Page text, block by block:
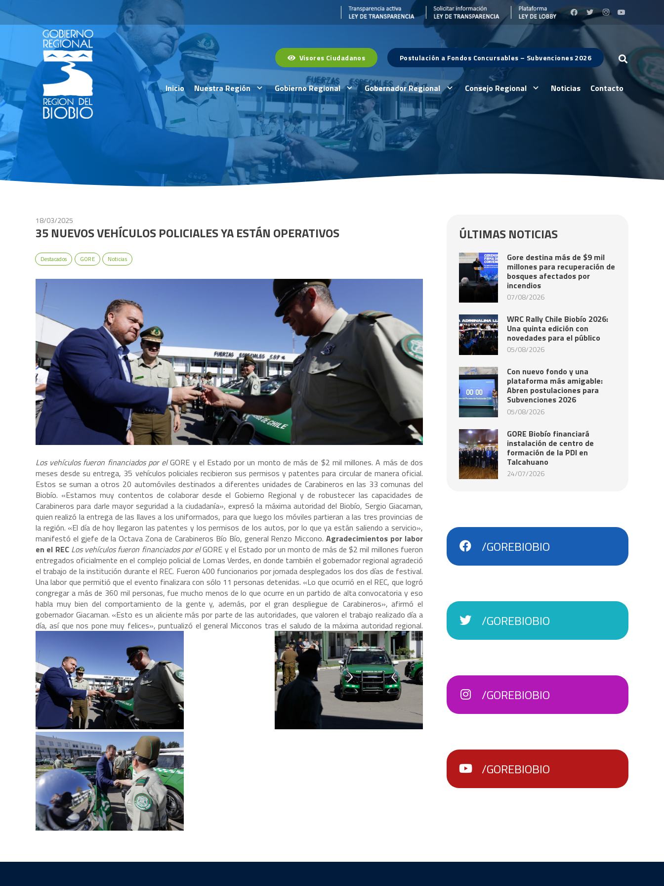
Visores Ciudadanos Postulación a Fondos Concursables – Subvenciones 2026
Inicio Nuestra Región Gobierno Regional Gobernador Regional Consejo Regional Noticias Contacto
18/03/2025
35 NUEVOS VEHÍCULOS POLICIALES YA ESTÁN OPERATIVOS
Destacados GORE Noticias
Los vehículos fueron financiados por elGORE y el Estado por un monto de más de $2 mil millones. A más de dos
meses desde su entrega, 35 vehículos policiales recibieron sus permisos y patentes para circular de manera oficial.
Estos se suman a otros 20 automóviles destinados a diferentes unidades de Carabineros en las 33 comunas del
Biobío. «Estamos muy contentos de colaborar desde el Gobierno Regional y de robustecer las capacidades de
Carabineros para darle mayor seguridad a la ciudadanía», expresó la máxima autoridad del Biobío, Sergio Giacaman,
quien realizó la entrega de las llaves a los uniformados, para que luego los móviles partieran a las tres provincias de
la región. «El día de hoy llegaron las patentes y los permisos de los autos, por lo que ya están saliendo a servicio»,
manifestó el gjefe de la Octava Zona de Carabineros Bío Bío, general Renzo Miccono.Agradecimientos por labor
en el REC Los vehículos fueron financiados por elGORE y el Estado por un monto de más de $2 mil millones fueron
entregados oficialmente en el complejo policial de Lomas Verdes, en donde también el gobernador regional agradeció
el trabajo de la institución durante el REC. Fueron 400 funcionarios por jornada desplegados los dos días de festival.
Una labor que permitió que el evento finalizara con sólo 11 personas detenidas. «Lo que ocurrió en el REC, que logró
congregar a más de 360 mil personas, fue mucho menos de lo que ocurre en un partido de alta convocatoria y eso
habla muy bien del comportamiento de la gente y, además, por el gran despliegue de Carabineros», afirmó el
gobernador Giacaman. «Esto es un aliciente más por parte de las autoridades, que valoren el trabajo realizado día a
día, así que nos pone muy felices», puntualizó el general Micconos tras el saludo de la máxima autoridad regional.
ÚLTIMAS NOTICIAS
Gore destina más de $9 mil
millones para recuperación de
bosques afectados por
incendios
07/08/2026
WRC Rally Chile Biobío 2026:
Una quinta edición con
novedades para el público
05/08/2026
Con nuevo fondo y una
plataforma más amigable:
Abren postulaciones para
Subvenciones 2026
05/08/2026
GORE Biobío financiará
instalación de centro de
formación de la PDI en
Talcahuano
24/07/2026
/GOREBIOBIO
/GOREBIOBIO
/GOREBIOBIO
/GOREBIOBIO